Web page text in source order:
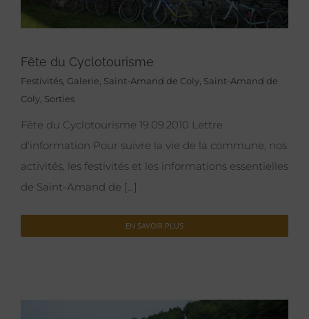
Fête du Cyclotourisme
Festivités, Galerie, Saint-Amand de Coly, Saint-Amand de
Coly, Sorties
Fête du Cyclotourisme 19.09.2010 Lettre
d'information Pour suivre la vie de la commune, nos
activités, les festivités et les informations essentielles
de Saint-Amand de [...]
EN SAVOIR PLUS